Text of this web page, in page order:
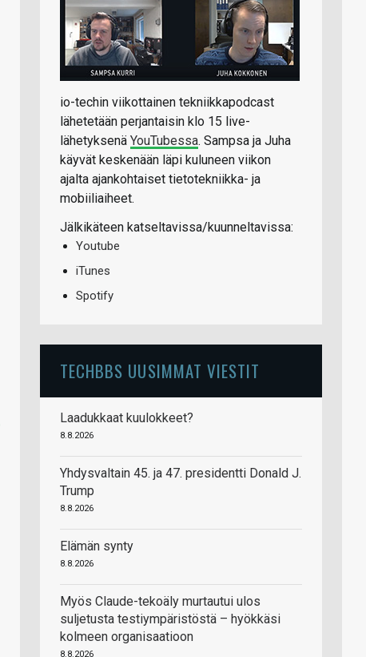
io-techin viikottainen tekniikkapodcast
lähetetään perjantaisin klo 15 live-
lähetyksenä YouTubessa. Sampsa ja Juha
käyvät keskenään läpi kuluneen viikon
ajalta ajankohtaiset tietotekniikka- ja
mobiiliaiheet.
Jälkikäteen katseltavissa/kuunneltavissa:
Youtube
iTunes
Spotify
TECHBBS UUSIMMAT VIESTIT
Laadukkaat kuulokkeet?
8.8.2026
Yhdysvaltain 45. ja 47. presidentti Donald J.
Trump
8.8.2026
Elämän synty
8.8.2026
Myös Claude-tekoäly murtautui ulos
suljetusta testiympäristöstä – hyökkäsi
kolmeen organisaatioon
8.8.2026